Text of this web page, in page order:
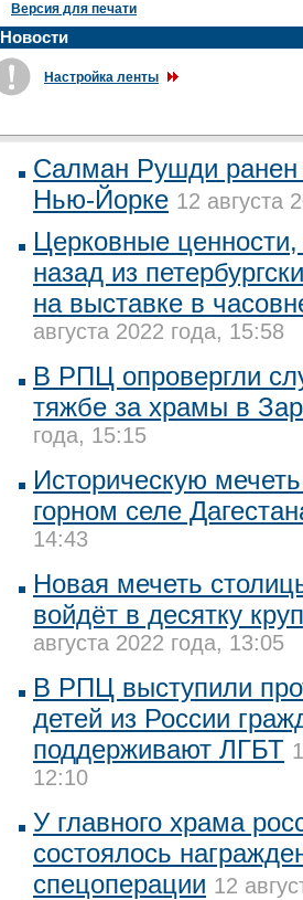
Версия для печати
Новости
Настройка ленты
Салман Рушди ранен
Нью-Йорке 12 августа
Церковные
назад из
на выставке в
августа 2022 года, 15:58
В РПЦ опровергли
тяжбе за храмы в
года, 15:15
Историческую
горном селе
14:43
Новая мечеть
войдёт в десятку
августа 2022 года, 13:05
В РПЦ выступили
детей из России
поддерживают ЛГБТ
12:10
У главного храма
состоялось
спецоперации 12